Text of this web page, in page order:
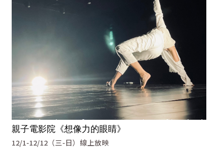
親子電影院《想像力的眼睛》
12/1-12/12（三-日）線上放映